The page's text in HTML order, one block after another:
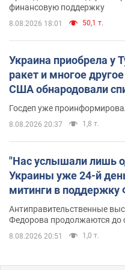
финансовую поддержку
8.08.2026 18:01 50,1 т.
Украина приобрела у
ракет и многое
США обнародовали
Госдеп уже
8.08.2026 20:37 1,8 т.
"Нас услышали лишь
Украины уже 24-й
митинги в
Антиправительственные
Федорова продолжаются до
8.08.2026 20:51 1,0 т.